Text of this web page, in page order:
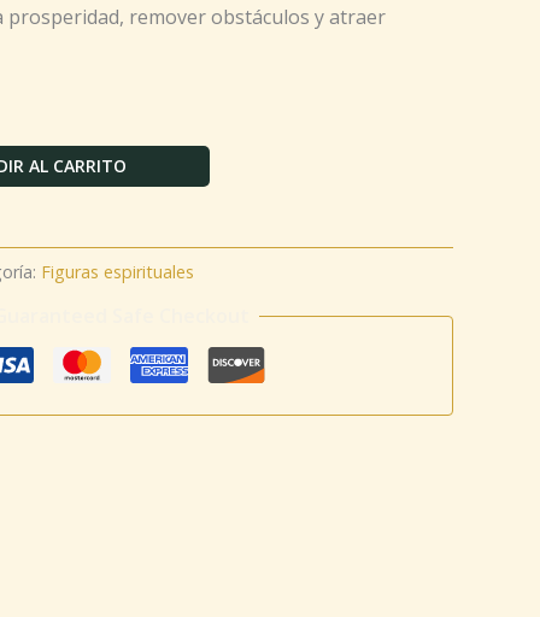
prosperidad, remover obstáculos y atraer
AL CARRITO
Figuras espirituales